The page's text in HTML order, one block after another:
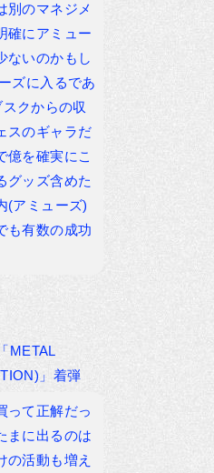
別のマネジメ
確にアミュー
ないのかもし
ズに入るであ
クからの収
スのギャラだ
億を確実にこ
グッズ含めた
(アミューズ)
も有数の成功
METAL
」着弾
って正解だっ
まに出るのは
の活動も増え